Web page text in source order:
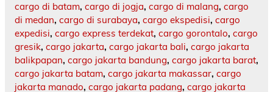
cargo di batam, cargo di jogja, cargo di malang, cargo
di medan, cargo di surabaya, cargo ekspedisi, cargo
expedisi, cargo express terdekat, cargo gorontalo, cargo
gresik, cargo jakarta, cargo jakarta bali, cargo jakarta
balikpapan, cargo jakarta bandung, cargo jakarta barat,
cargo jakarta batam, cargo jakarta makassar, cargo
jakarta manado, cargo jakarta padang, cargo jakarta